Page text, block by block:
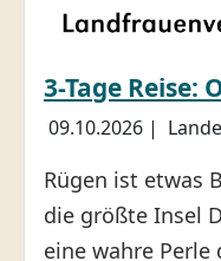
3-Tage Reise:
09.10.2026 |
Rügen ist etwas
die größte Insel
eine wahre